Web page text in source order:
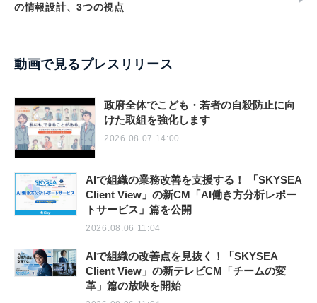
の情報設計、3つの視点
動画で見るプレスリリース
政府全体でこども・若者の自殺防止に向
けた取組を強化します
2026.08.07 14:00
AIで組織の業務改善を支援する！ 「SKYSEA
Client View」の新CM「AI働き方分析レポー
トサービス」篇を公開
2026.08.06 11:04
AIで組織の改善点を見抜く！「SKYSEA
Client View」の新テレビCM「チームの変
革」篇の放映を開始